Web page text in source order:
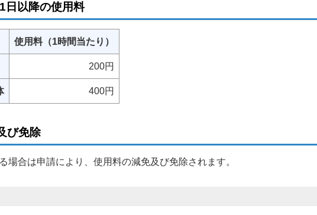
日以降の使用料
使用料（1時間当たり）
200円
400円
び免除
場合は申請により、使用料の減免及び免除されます。